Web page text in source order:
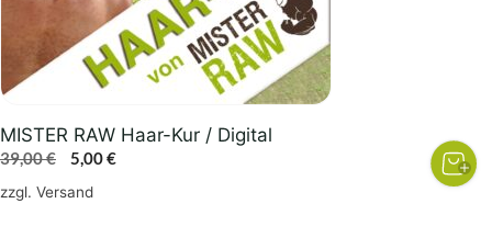
MISTER RAW Haar-Kur / Digital
39,00€
Ursprünglicher
Preis
5,00€Aktueller
zzgl. Versand